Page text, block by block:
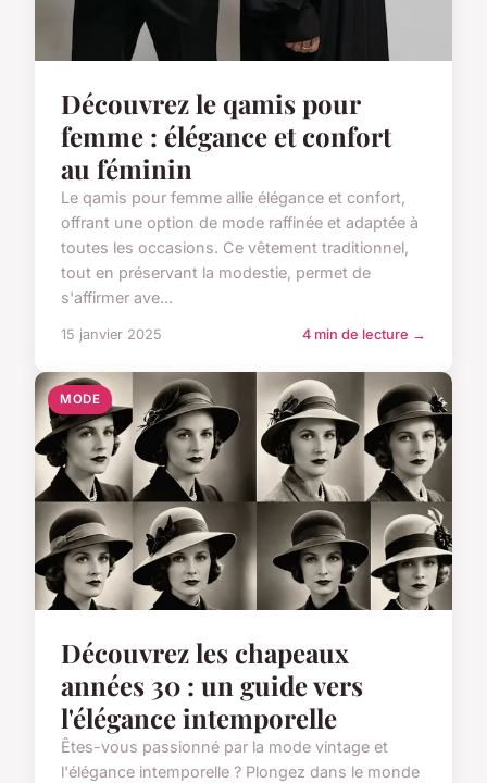
Découvrez le qamis pour
femme : élégance et confort
au féminin
Le qamis pour femme allie élégance et confort,
offrant une option de mode raffinée et adaptée à
toutes les occasions. Ce vêtement traditionnel,
tout en préservant la modestie, permet de
s'affirmer ave...
15 janvier 2025 4 min de lecture →
MODE
Découvrez les chapeaux
années 30 : un guide vers
l'élégance intemporelle
Êtes-vous passionné par la mode vintage et
l'élégance intemporelle ? Plongez dans le monde